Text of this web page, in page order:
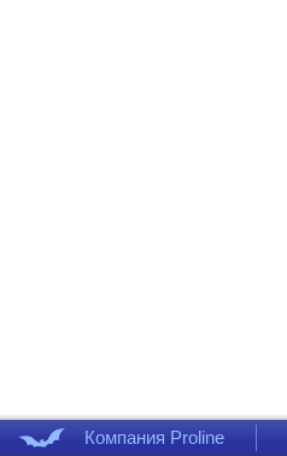
Компания Proline